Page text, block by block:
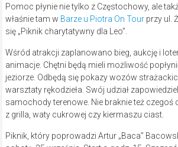
Pomoc płynie nie tylko z Częstochowy, ale
właśnie tam w Barze u Piotra On Tour przy ul.
się „Piknik charytatywny dla Leo”.
Wśród atrakcji zaplanowano bieg, aukcję i
animacje. Chętni będą mieli możliwość
jeziorze. Odbędą się pokazy wozów
warsztaty rękodzieła. Swój udział
samochody terenowe. Nie braknie też czegoś
z grilla, waty cukrowej czy kiermaszu ciast.
Piknik, który poprowadzi Artur „Baca”